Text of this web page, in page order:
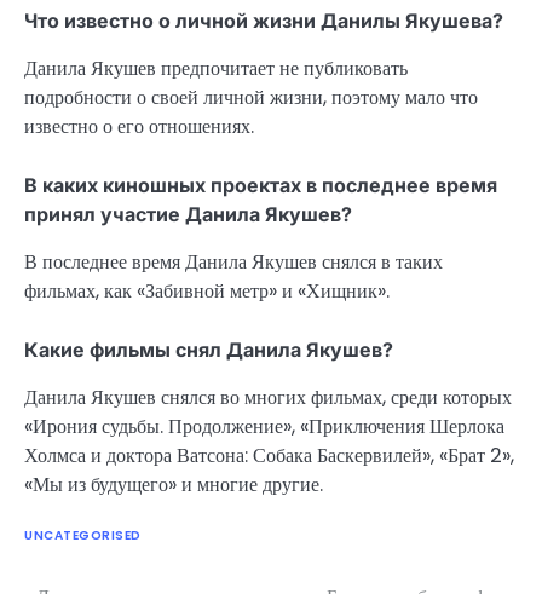
Что известно о личной жизни Данилы Якушева?
Данила Якушев предпочитает не публиковать
подробности о своей личной жизни, поэтому мало что
известно о его отношениях.
В каких киношных проектах в последнее время
принял участие Данила Якушев?
В последнее время Данила Якушев снялся в таких
фильмах, как «Забивной метр» и «Хищник».
Какие фильмы снял Данила Якушев?
Данила Якушев снялся во многих фильмах, среди которых
«Ирония судьбы. Продолжение», «Приключения Шерлока
Холмса и доктора Ватсона: Собака Баскервилей», «Брат 2»,
«Мы из будущего» и многие другие.
UNCATEGORISED